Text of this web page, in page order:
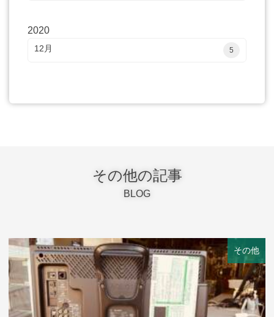
2020
12月 5
その他の記事
BLOG
その他